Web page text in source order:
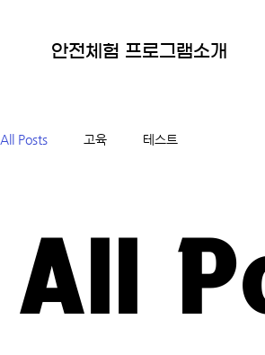
안전체험 프로그램소개
All Posts 고육 테스트
All